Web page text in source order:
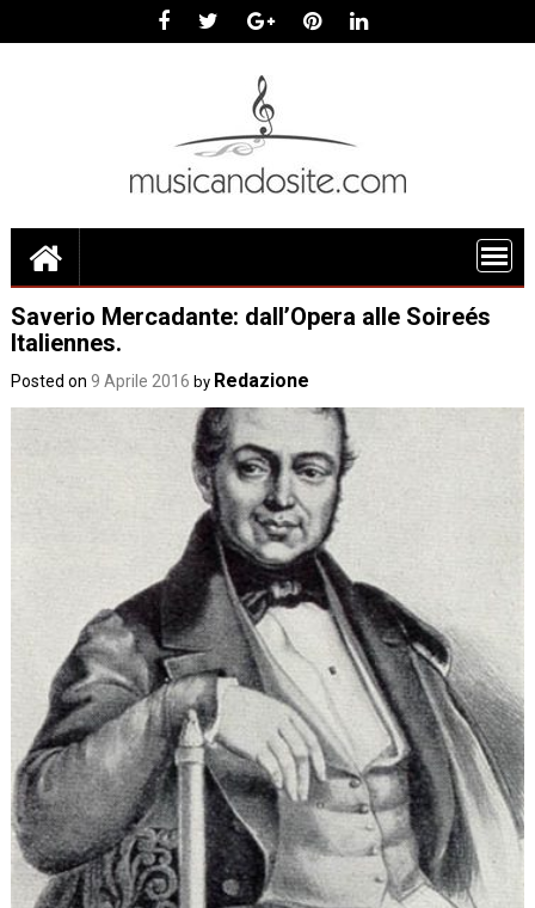
Saverio Mercadante: dall’Opera alle Soireés
Italiennes.
Posted on9 Aprile 2016 by Redazione